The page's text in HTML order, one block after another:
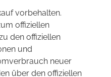
vorbehalten.
offiziellen
den offiziellen
und
neuer
über den offiziellen